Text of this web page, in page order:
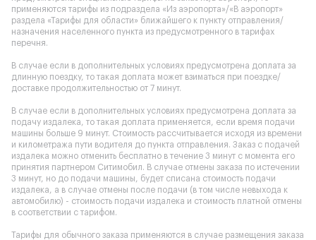
применяются тарифы из подраздела «Из аэропорта»/«В аэропорт»
раздела «Тарифы для области» ближайшего к пункту отправления/
назначения населенного пункта из предусмотренного в тарифах
перечня.
В случае если в дополнительных условиях предусмотрена доплата за
длинную поездку, то такая доплата может взиматься при поездке/
доставке продолжительностью от 7 минут.
В случае если в дополнительных условиях предусмотрена доплата за
подачу издалека, то такая доплата применяется, если время подачи
машины больше 9 минут. Стоимость рассчитывается исходя из времени
и километража пути водителя до пункта отправления. Заказ с подачей
издалека можно отменить бесплатно в течение 3 минут с момента его
принятия партнером Ситимобил. В случае отмены заказа по истечении
3 минут, но до подачи машины, будет списана стоимость подачи
издалека, а в случае отмены после подачи (в том числе невыхода к
автомобилю) - стоимость подачи издалека и стоимость платной отмены
в соответствии с тарифом.
Тарифы для обычного заказа применяются в случае размещения заказа